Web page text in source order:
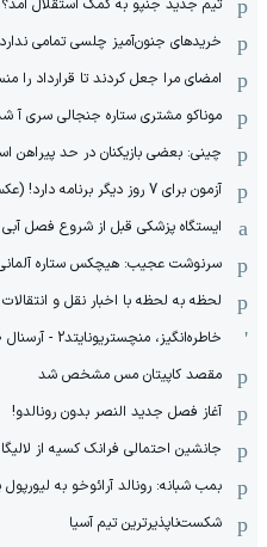
تیم جدید جنپو به کمک استقلال آمد؟
خریدهای جنون‌آمیز چلسی تمامی
امضای مرا جعل کردند تا قرارداد را
موناکو مشتری ستاره جنجالی سری آ
چینی: بعضی بازیکنان در حد پیراهن
آزمون برای 7 روز دیگر برنامه دارد! (عکس)
ایستگاه پزشکی قبل از شروع فصل
سرنوشت عجیب: هیچکس ستاره
لحظه به لحظه با اخبار نقل و انتقالات
خاطره‌انگیز، منچستریونایتد2 - آرسنال 0
مقصد کاپیتان مس مشخص شد
آغاز فصل جدید النصر بدون رونالدو!
جانشین احتمالی فرانک کسیه از
بمب شبانه: رونالد آرائوخو به
شکست‌ناپذیرترین تیم آسیا